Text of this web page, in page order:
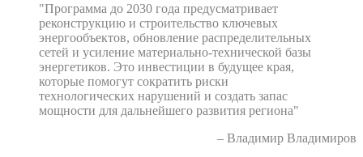
"Программа до 2030 года предусматривает
реконструкцию и строительство ключевых
энергообъектов, обновление распределительных
сетей и усиление материально-технической базы
энергетиков. Это инвестиции в будущее края,
которые помогут сократить риски
технологических нарушений и создать запас
мощности для дальнейшего развития региона"
– Владимир Владимиров